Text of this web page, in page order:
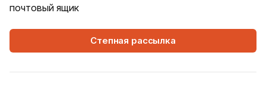
почтовый ящик
Степная рассылка